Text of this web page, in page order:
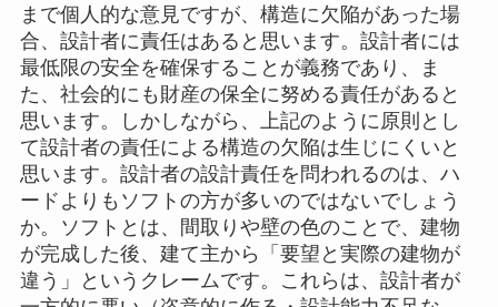
まで個人的な意見ですが、構造に欠陥があった場
合、設計者に責任はあると思います。設計者には
最低限の安全を確保することが義務であり、ま
た、社会的にも財産の保全に努める責任があると
思います。しかしながら、上記のように原則とし
て設計者の責任による構造の欠陥は生じにくいと
思います。設計者の設計責任を問われるのは、ハ
ードよりもソフトの方が多いのではないでしょう
か。ソフトとは、間取りや壁の色のことで、建物
が完成した後、建て主から「要望と実際の建物が
違う」というクレームです。これらは、設計者が